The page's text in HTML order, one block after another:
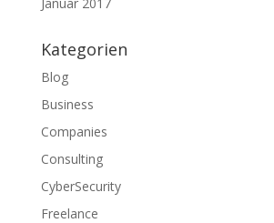
Kategorien
Blog
Business
Companies
Consulting
CyberSecurity
Freelance